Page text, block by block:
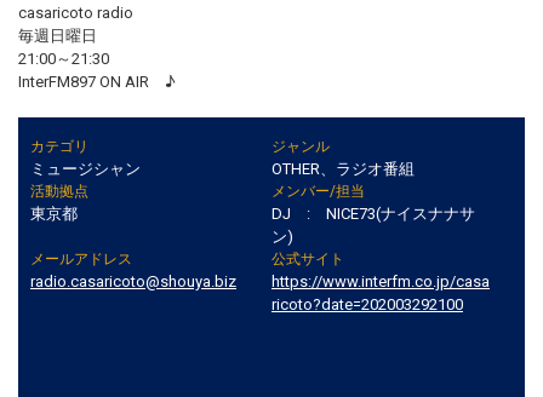
casaricoto radio
毎週日曜日
21:00～21:30
InterFM897 ON AIR ♪
カテゴリ
ミュージシャン
ジャンル
OTHER、ラジオ番組
活動拠点
東京都
メンバー/担当
DJ : NICE73(ナイスナナサ
ン)
メールアドレス
radio.casaricoto@shouya.biz
公式サイト
https://www.interfm.co.jp/casa
ricoto?date=202003292100